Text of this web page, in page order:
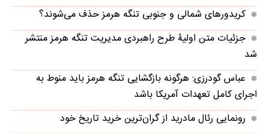
کریدورهای شمالی و جنوبی تنگه هرمز حذف می‌شوند؟
جزئیات متن اولیۀ طرح راهبردی مدیریت تنگه هرمز منتشر
شد
عباس گودرزی: هرگونه بازگشایی تنگه هرمز باید منوط به
اجرای کامل تعهدات آمریکا باشد
رونمایی رئال مادرید از گران‌ترین خرید تاریخ خود